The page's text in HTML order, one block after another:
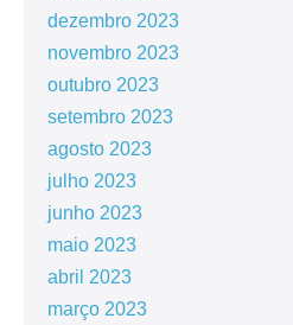
dezembro 2023
novembro 2023
outubro 2023
setembro 2023
agosto 2023
julho 2023
junho 2023
maio 2023
abril 2023
março 2023